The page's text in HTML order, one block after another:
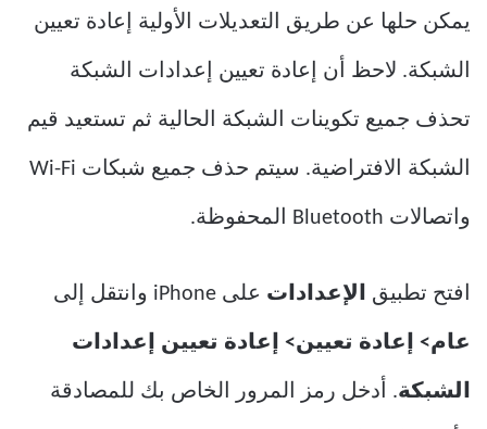
يمكن حلها عن طريق التعديلات الأولية إعادة تعيين
الشبكة. لاحظ أن إعادة تعيين إعدادات الشبكة
تحذف جميع تكوينات الشبكة الحالية ثم تستعيد قيم
الشبكة الافتراضية. سيتم حذف جميع شبكات Wi-Fi
واتصالات Bluetooth المحفوظة.
افتح تطبيق الإعدادات على iPhone وانتقل إلى
عام> إعادة تعيين> إعادة تعيين إعدادات
الشبكة. أدخل رمز المرور الخاص بك للمصادقة